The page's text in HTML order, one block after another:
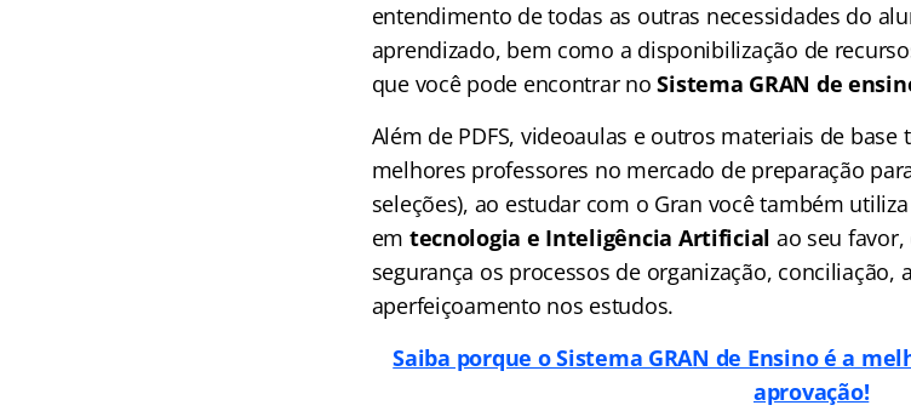
entendimento de todas as outras necessidades do
aprendizado, bem como a disponibilização de
que você pode encontrar noSistema GRAN de
Além de PDFS, videoaulas e outros materiais de
melhores professores no mercado de preparação
seleções), ao estudar com o Gran você também
em tecnologia e Inteligência Artificial ao seu
segurança os processos de organização, conciliação,
aperfeiçoamento nos estudos.
Saiba porque o Sistema GRAN de Ensino é a
aprovação!